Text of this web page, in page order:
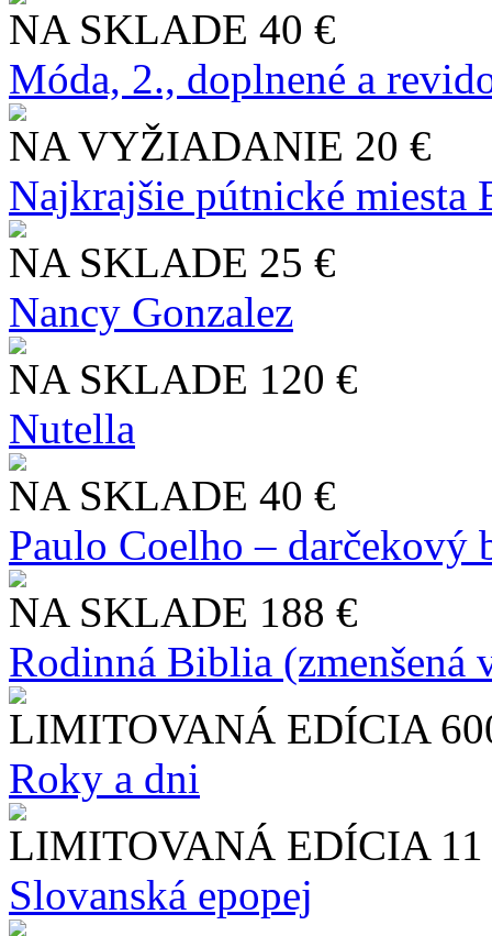
NA SKLADE 40 €
Móda, 2., doplnené a
NA VYŽIADANIE 20 €
Najkrajšie pútnické miesta
NA SKLADE 25 €
Nancy Gonzalez
NA SKLADE 120 €
Nutella
NA SKLADE 40 €
Paulo Coelho – darčekový
NA SKLADE 188 €
Rodinná Biblia (zmenšená
LIMITOVANÁ EDÍCIA
Roky a dni
LIMITOVANÁ EDÍCIA
Slo​vanská epopej